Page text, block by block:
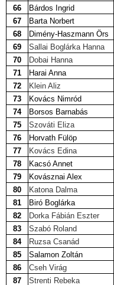
66
Bárdos Ingrid
67
Barta Norbert
68
Dimény-Haszmann Örs
69
Sallai Boglárka Hanna
70
Dobai Hanna
71
Harai Anna
72
Klein Aliz
73
Kovács Nimród
74
Borsos Barnabás
75
Szováti Eliza
76
Horvath Fülöp
77
Kovács Edina
78
Kacsó Annet
79
Kovásznai Alex
80
Katona Dalma
81
Biró Boglárka
82
Dorka Fábián Eszter
83
Szabó Roland
84
Ruzsa Csanád
85
Salamon Zoltán
86
Cseh Virág
87
Strenti Rebeka